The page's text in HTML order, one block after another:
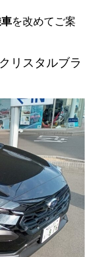
を改めてご案
スタルブラ